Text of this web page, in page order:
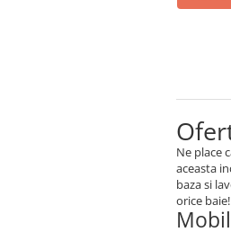
Ne place
aceasta
baza si
orice